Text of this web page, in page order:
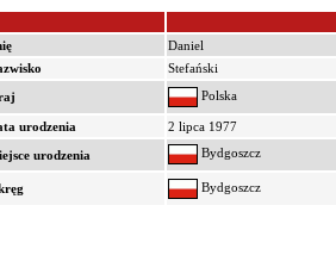
Daniel
Stefański
Polska
urodzenia
2 lipca 1977
urodzenia
Bydgoszcz
Bydgoszcz